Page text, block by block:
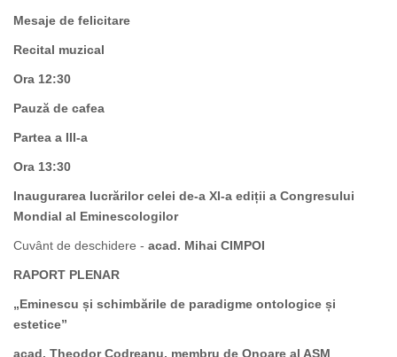
Mesaje de felicitare
Recital muzical
Ora 12:30
Pauză de cafea
Partea a III-a
Ora 13:30
Inaugurarea lucrărilor celei de-a XI-a ediții a Congresului
Mondial al Eminescologilor
Cuvânt de deschidere - acad. Mihai CIMPOI
RAPORT PLENAR
„Eminescu și schimbările de paradigme ontologice și
estetice”
acad. Theodor Codreanu, membru de Onoare al AȘM